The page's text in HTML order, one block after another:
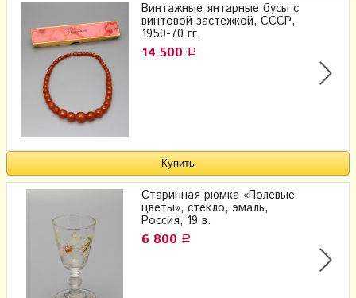
Винтажные янтарные бусы с
винтовой застежкой, СССР,
1950-70 гг.
14 500 Р
Старинная рюмка «Полевые
цветы», стекло, эмаль,
Россия, 19 в.
6 800 Р